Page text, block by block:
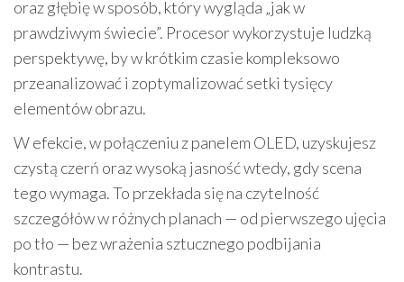
oraz głębię w sposób, który wygląda „jak w
prawdziwym świecie”. Procesor wykorzystuje ludzką
perspektywę, by w krótkim czasie kompleksowo
przeanalizować i zoptymalizować setki tysięcy
elementów obrazu.
W efekcie, w połączeniu z panelem OLED, uzyskujesz
czystą czerń oraz wysoką jasność wtedy, gdy scena
tego wymaga. To przekłada się na czytelność
szczegółów w różnych planach — od pierwszego ujęcia
po tło — bez wrażenia sztucznego podbijania
kontrastu.